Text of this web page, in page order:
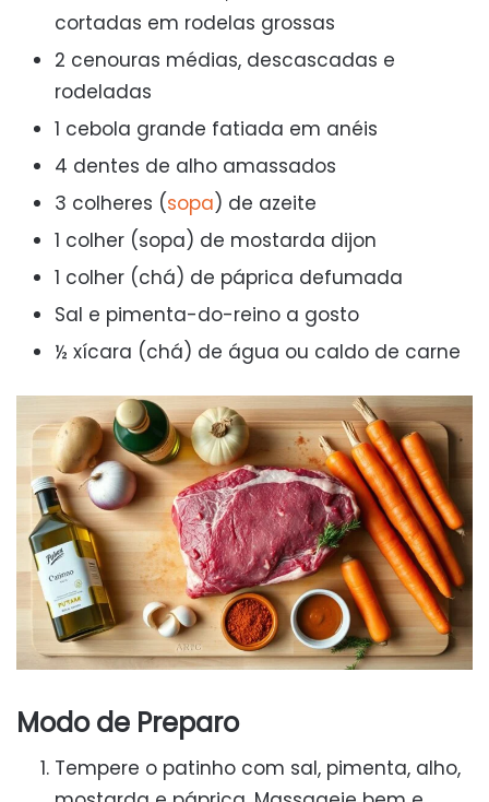
cortadas em rodelas grossas
2 cenouras médias, descascadas e
rodeladas
1 cebola grande fatiada em anéis
4 dentes de alho amassados
3 colheres (sopa) de azeite
1 colher (sopa) de mostarda dijon
1 colher (chá) de páprica defumada
Sal e pimenta-do-reino a gosto
½ xícara (chá) de água ou caldo de carne
Modo de Preparo
Tempere o patinho com sal, pimenta, alho,